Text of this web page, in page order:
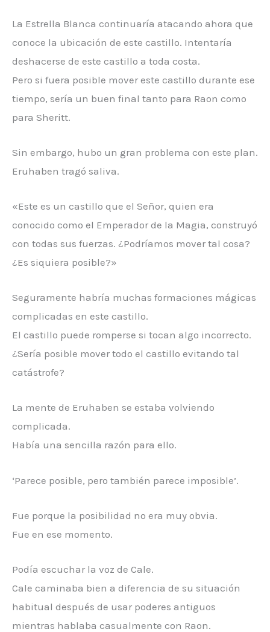
La Estrella Blanca continuaría atacando ahora que
conoce la ubicación de este castillo. Intentaría
deshacerse de este castillo a toda costa.
Pero si fuera posible mover este castillo durante ese
tiempo, sería un buen final tanto para Raon como
para Sheritt.
Sin embargo, hubo un gran problema con este plan.
Eruhaben tragó saliva.
«Este es un castillo que el Señor, quien era
conocido como el Emperador de la Magia, construyó
con todas sus fuerzas. ¿Podríamos mover tal cosa?
¿Es siquiera posible?»
Seguramente habría muchas formaciones mágicas
complicadas en este castillo.
El castillo puede romperse si tocan algo incorrecto.
¿Sería posible mover todo el castillo evitando tal
catástrofe?
La mente de Eruhaben se estaba volviendo
complicada.
Había una sencilla razón para ello.
‘Parece posible, pero también parece imposible’.
Fue porque la posibilidad no era muy obvia.
Fue en ese momento.
Podía escuchar la voz de Cale.
Cale caminaba bien a diferencia de su situación
habitual después de usar poderes antiguos
mientras hablaba casualmente con Raon.